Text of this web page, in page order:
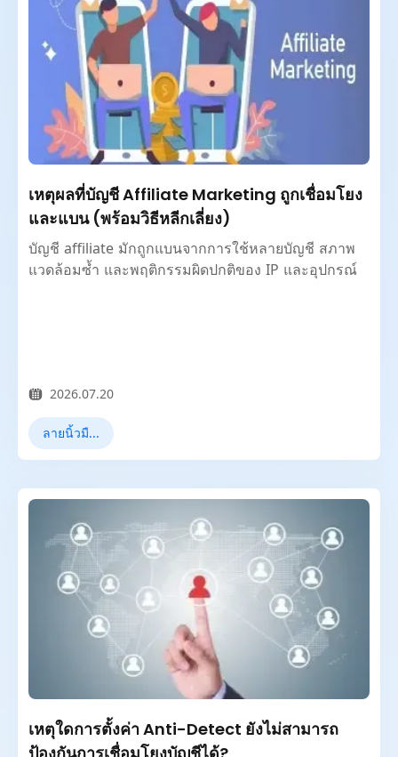
เหตุผลที่บัญชี Affiliate Marketing ถูกเชื่อมโยง
และแบน (พร้อมวิธีหลีกเลี่ยง)
บัญชี affiliate มักถูกแบนจากการใช้หลายบัญชี สภาพ
แวดล้อมซ้ำ และพฤติกรรมผิดปกติของ IP และอุปกรณ์
2026.07.20
ลายนิ้วมือเบราว์เซอร์
เหตุใดการตั้งค่า Anti-Detect ยังไม่สามารถ